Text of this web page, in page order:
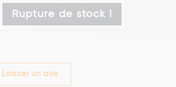
Rupture de stock !
Laisser un avis